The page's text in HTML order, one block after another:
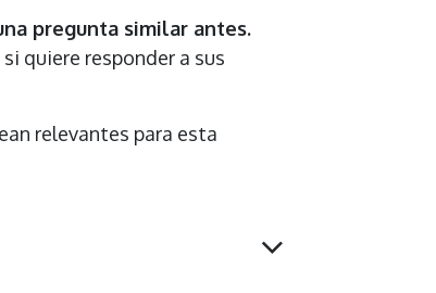
pregunta similar antes.
quiere responder a sus
relevantes para esta